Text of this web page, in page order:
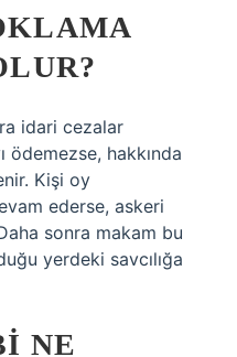
idari cezalar
ödemezse, hakkında
Kişi oy
ederse, askeri
sonra makam bu
yerdeki savcılığa
NE